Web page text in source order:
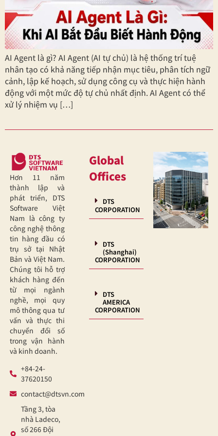
AI Agent là gì? AI Agent (AI tự chủ) là hệ thống trí tuệ
nhân tạo có khả năng tiếp nhận mục tiêu, phân tích ngữ
cảnh, lập kế hoạch, sử dụng công cụ và thực hiện hành
động với một mức độ tự chủ nhất định. AI Agent có thể
xử lý nhiệm vụ […]
Hơn 11 năm
thành lập và
phát triển, DTS
Software Việt
Nam là công ty
công nghệ thông
tin hàng đầu có
trụ sở tại Nhật
Bản và Việt Nam.
Chúng tôi hỗ trợ
khách hàng đến
từ mọi ngành
nghề, mọi quy
mô thông qua tư
vấn và thực thi
chuyển đổi số
trong vận hành
và kinh doanh.
+84-24-
37620150
contact@dtsvn.com
Tầng 3, tòa
nhà Ladeco,
số 266 Đội
Global
Offices
DTS
CORPORATION
DTS
(Shanghai)
CORPORATION
DTS
AMERICA
CORPORATION